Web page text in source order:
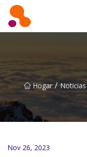
Hogar / Noticias
Nov 26, 2023